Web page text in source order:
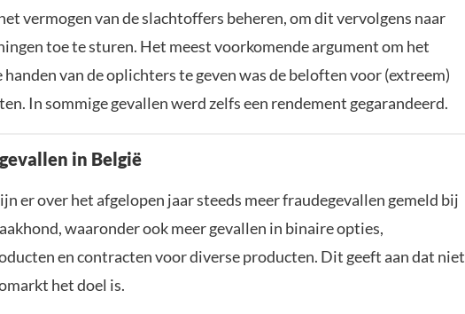
vermogen van de slachtoffers beheren, om dit vervolgens naar
toe te sturen. Het meest voorkomende argument om het
handen van de oplichters te geven was de beloften voor (extreem)
In sommige gevallen werd zelfs een rendement gegarandeerd.
in België
er over het afgelopen jaar steeds meer fraudegevallen gemeld bij
waaronder ook meer gevallen in binaire opties,
en contracten voor diverse producten. Dit geeft aan dat niet
het doel is.